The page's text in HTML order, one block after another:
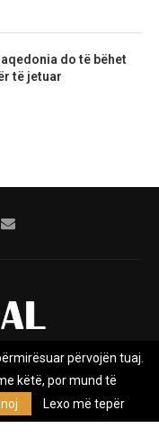
do të bëhet
të jetuar
e themeluar në vitin
përvojën tuaj.
këtë, por mund të
Lexo më tepër